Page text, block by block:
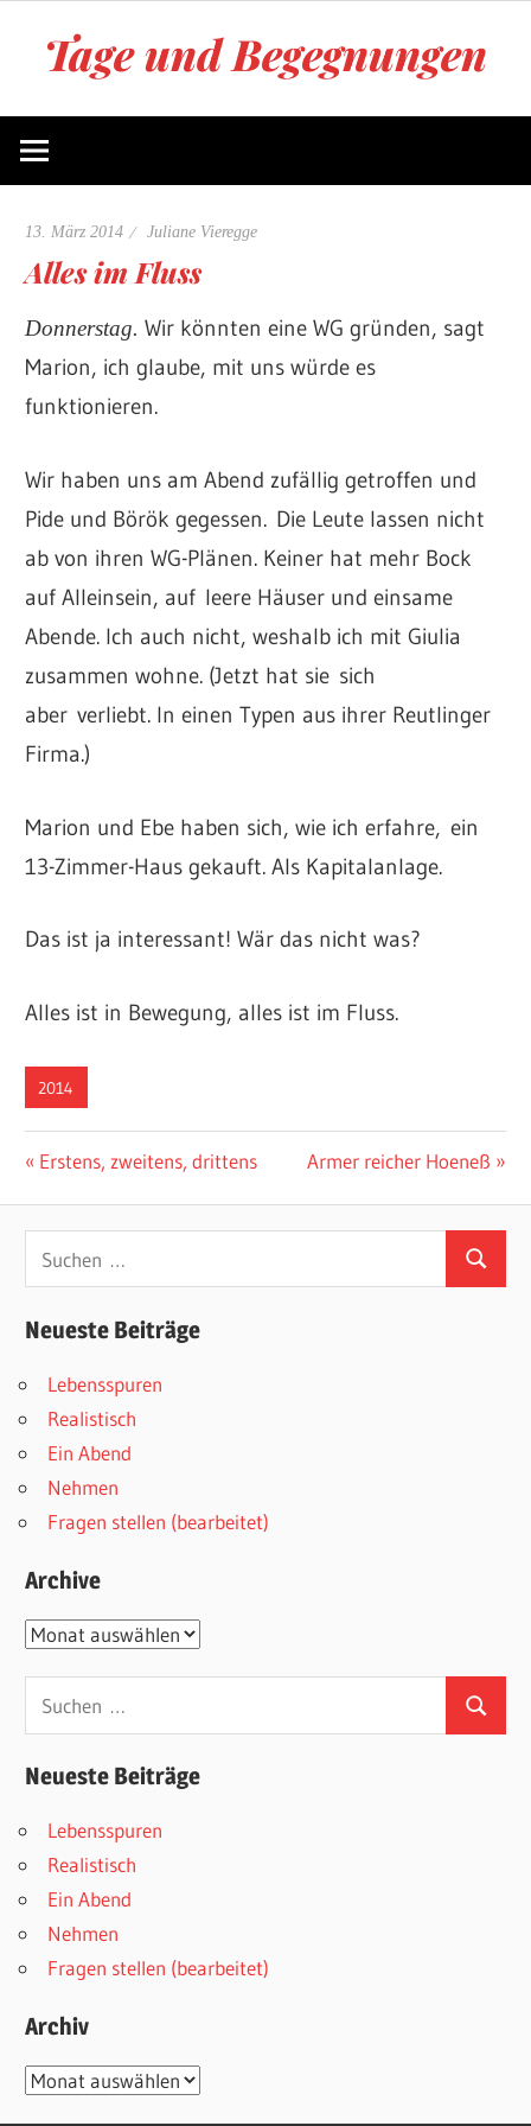
Tage und Begegnungen
von
13. März 2014 Juliane Vieregge
Alles im Fluss
Donnerstag. Wir könnten eine WG gründen, sagt
Marion, ich glaube, mit uns würde es
funktionieren.
Wir haben uns am Abend zufällig getroffen und
Pide und Börök gegessen. Die Leute lassen nicht
ab von ihren WG-Plänen. Keiner hat mehr Bock
auf Alleinsein, auf leere Häuser und einsame
Abende. Ich auch nicht, weshalb ich mit Giulia
zusammen wohne. (Jetzt hat sie sich
aber verliebt. In einen Typen aus ihrer Reutlinger
Firma.)
Marion und Ebe haben sich, wie ich erfahre, ein
13-Zimmer-Haus gekauft. Als Kapitalanlage.
Das ist ja interessant! Wär das nicht was?
Alles ist in Bewegung, alles ist im Fluss.
2014
Beitragsnavigation
Vorheriger
Erstens, zweitens, drittens
Nächster
Armer reicher Hoeneß
nach:
Suchen
Neueste Beiträge
Lebensspuren
Realistisch
Ein Abend
Nehmen
Fragen stellen (bearbeitet)
Archive
Archive
Suchen
nach:
Suchen
Neueste Beiträge
Lebensspuren
Realistisch
Ein Abend
Nehmen
Fragen stellen (bearbeitet)
Archiv
Archiv